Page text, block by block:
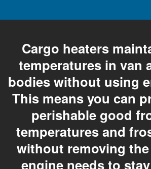
Cargo heaters
temperatures in van
bodies without using
This means you can
perishable good
temperatures and
without removing
engine needs to